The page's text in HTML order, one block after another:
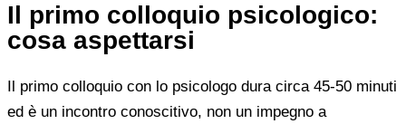
Il primo colloquio psicologico:
cosa aspettarsi
Il primo colloquio con lo psicologo dura circa 45-50 minuti
ed è un incontro conoscitivo, non un impegno a